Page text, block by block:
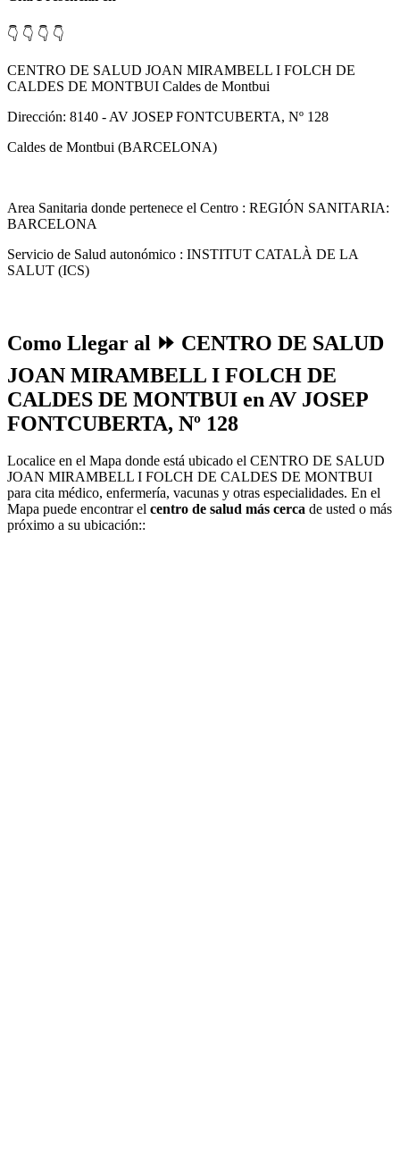
👇 👇 👇 👇
CENTRO DE SALUD JOAN MIRAMBELL I FOLCH DE
CALDES DE MONTBUI Caldes de Montbui
Dirección: 8140 - AV JOSEP FONTCUBERTA, Nº 128
Caldes de Montbui (BARCELONA)
Area Sanitaria donde pertenece el Centro : REGIÓN SANITARIA:
BARCELONA
Servicio de Salud autonómico : INSTITUT CATALÀ DE LA
SALUT (ICS)
Como Llegar al ⏩ CENTRO DE SALUD
JOAN MIRAMBELL I FOLCH DE
CALDES DE MONTBUI en AV JOSEP
FONTCUBERTA, Nº 128
Localice en el Mapa donde está ubicado el CENTRO DE SALUD
JOAN MIRAMBELL I FOLCH DE CALDES DE MONTBUI
para cita médico, enfermería, vacunas y otras especialidades. En el
Mapa puede encontrar el centro de salud más cerca de usted o más
próximo a su ubicación::